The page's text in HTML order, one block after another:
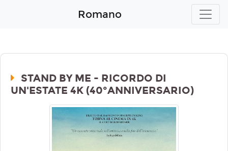
Romano
STAND BY ME - RICORDO DI
UN'ESTATE 4K (40°ANNIVERSARIO)